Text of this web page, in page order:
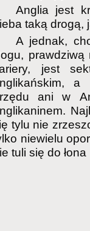
Anglia jest
taką drogą,
A jednak,
jest
a
ani w
tylu nie
niewielu
tuli się do